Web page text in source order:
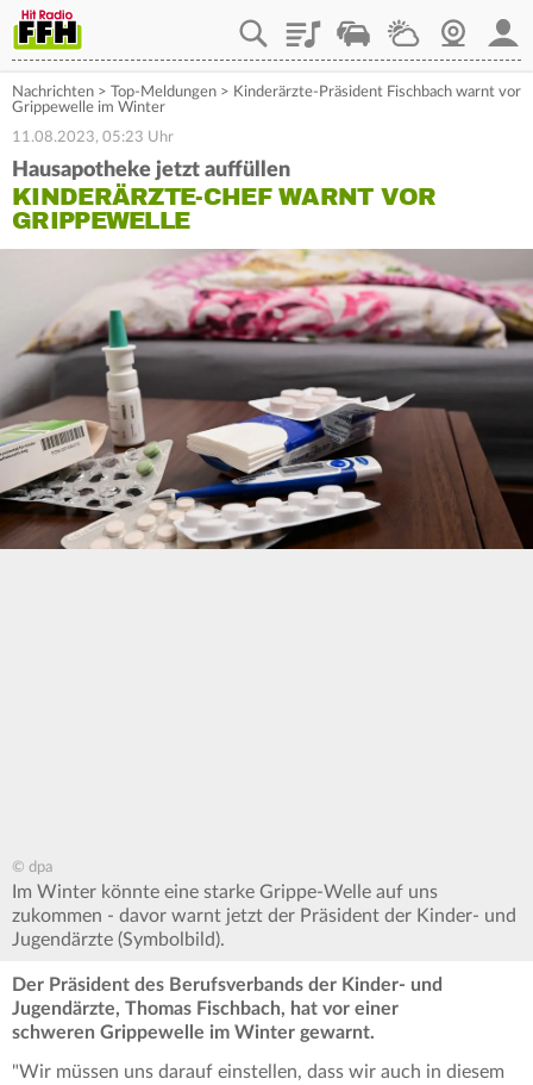
PlaylistStaupilotWetterWebcam
Nachrichten > Top-Meldungen > Kinderärzte-Präsident Fischbach warnt vor
Grippewelle im Winter
11.08.2023, 05:23 Uhr
Hausapotheke jetzt auffüllen
KINDERÄRZTE-CHEF WARNT VOR
GRIPPEWELLE
© dpa
Im Winter könnte eine starke Grippe-Welle auf uns
zukommen - davor warnt jetzt der Präsident der Kinder- und
Jugendärzte (Symbolbild).
Der Präsident des Berufsverbands der Kinder- und
Jugendärzte, Thomas Fischbach, hat vor einer
schweren Grippewelle im Winter gewarnt.
"Wir müssen uns darauf einstellen, dass wir auch in diesem